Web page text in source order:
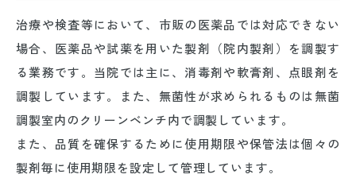
治療や検査等において、市販の医薬品では対応できない
場合、医薬品や試薬を用いた製剤（院内製剤）を調製す
る業務です。当院では主に、消毒剤や軟膏剤、点眼剤を
調製しています。また、無菌性が求められるものは無菌
調製室内のクリーンベンチ内で調製しています。
また、品質を確保するために使用期限や保管法は個々の
製剤毎に使用期限を設定して管理しています。